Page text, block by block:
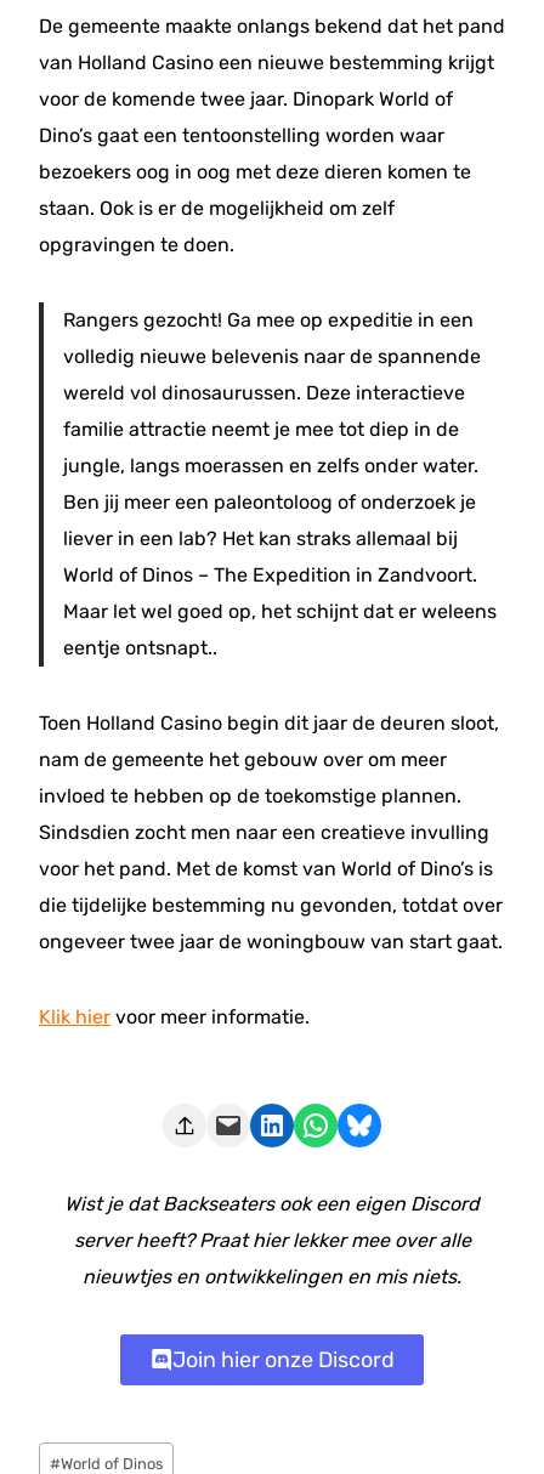
De gemeente maakte onlangs bekend dat het pand
van Holland Casino een nieuwe bestemming krijgt
voor de komende twee jaar. Dinopark World of
Dino’s gaat een tentoonstelling worden waar
bezoekers oog in oog met deze dieren komen te
staan. Ook is er de mogelijkheid om zelf
opgravingen te doen.
Rangers gezocht! Ga mee op expeditie in een
volledig nieuwe belevenis naar de spannende
wereld vol dinosaurussen. Deze interactieve
familie attractie neemt je mee tot diep in de
jungle, langs moerassen en zelfs onder water.
Ben jij meer een paleontoloog of onderzoek je
liever in een lab? Het kan straks allemaal bij
World of Dinos – The Expedition in Zandvoort.
Maar let wel goed op, het schijnt dat er weleens
eentje ontsnapt..
Toen Holland Casino begin dit jaar de deuren sloot,
nam de gemeente het gebouw over om meer
invloed te hebben op de toekomstige plannen.
Sindsdien zocht men naar een creatieve invulling
voor het pand. Met de komst van World of Dino’s is
die tijdelijke bestemming nu gevonden, totdat over
ongeveer twee jaar de woningbouw van start gaat.
Klik hier voor meer informatie.
Deze pagina e-mailen Delen op LinkedIn Delen via WhatsApp Share on Bluesky
Wist je dat Backseaters ook een eigen Discord
server heeft? Praat hier lekker mee over alle
nieuwtjes en ontwikkelingen en mis niets.
Join hier onze Discord
Bericht
#World of Dinos